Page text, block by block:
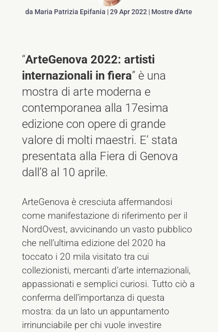
da Maria Patrizia Epifania |29 Apr 2022 | Mostre d'Arte
“ArteGenova 2022: artisti
internazionali in fiera” è una
mostra di arte moderna e
contemporanea alla 17esima
edizione con opere di grande
valore di molti maestri. E’ stata
presentata alla Fiera di Genova
dall’8 al 10 aprile.
ArteGenova è cresciuta affermandosi
come manifestazione di riferimento per il
NordOvest, avvicinando un vasto pubblico
che nell’ultima edizione del 2020 ha
toccato i 20 mila visitato tra cui
collezionisti, mercanti d’arte internazionali,
appassionati e semplici curiosi. Tutto ciò a
conferma dell’importanza di questa
mostra: da un lato un appuntamento
irrinunciabile per chi vuole investire